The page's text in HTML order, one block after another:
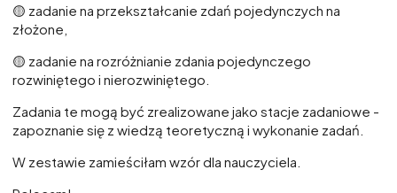
🟡 zadanie na przekształcanie zdań pojedynczych na
złożone,
🟡 zadanie na rozróżnianie zdania pojedynczego
rozwiniętego i nierozwiniętego.
Zadania te mogą być zrealizowane jako stacje zadaniowe -
zapoznanie się z wiedzą teoretyczną i wykonanie zadań.
W zestawie zamieściłam wzór dla nauczyciela.